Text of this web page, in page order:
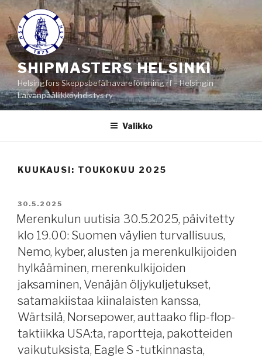
Siirry
sisältöön
SHIPMASTERS HELSINKI
Helsingfors Skeppsbefälhavareförening rf – Helsingin
Laivanpäällikköyhdistys ry
Valikko
KUUKAUSI: TOUKOKUU 2025
JULKAISTU
30.5.2025
Merenkulun uutisia 30.5.2025, päivitetty
klo 19.00: Suomen väylien turvallisuus,
Nemo, kyber, alusten ja merenkulkijoiden
hylkääminen, merenkulkijoiden
jaksaminen, Venäjän öljykuljetukset,
satamakiistaa kiinalaisten kanssa,
Wärtsilä, Norsepower, auttaako flip-flop-
taktiikka USA:ta, raportteja, pakotteiden
vaikutuksista, Eagle S -tutkinnasta,